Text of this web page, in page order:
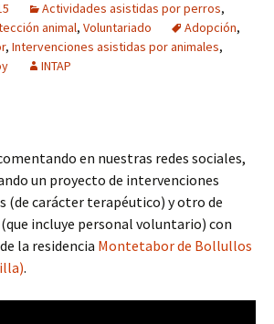
Actividades asistidas por perros,
animal, Voluntariado Adopción,
, Intervenciones asistidas por animales,
INTAP
en nuestras redes sociales,
un proyecto de intervenciones
(de carácter terapéutico) y otro de
incluye personal voluntario) con
la residencia Montetabor de Bollullos
.